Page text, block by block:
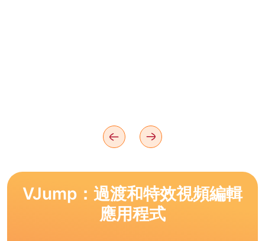
VJump：過渡和特效視頻編輯
應用程式